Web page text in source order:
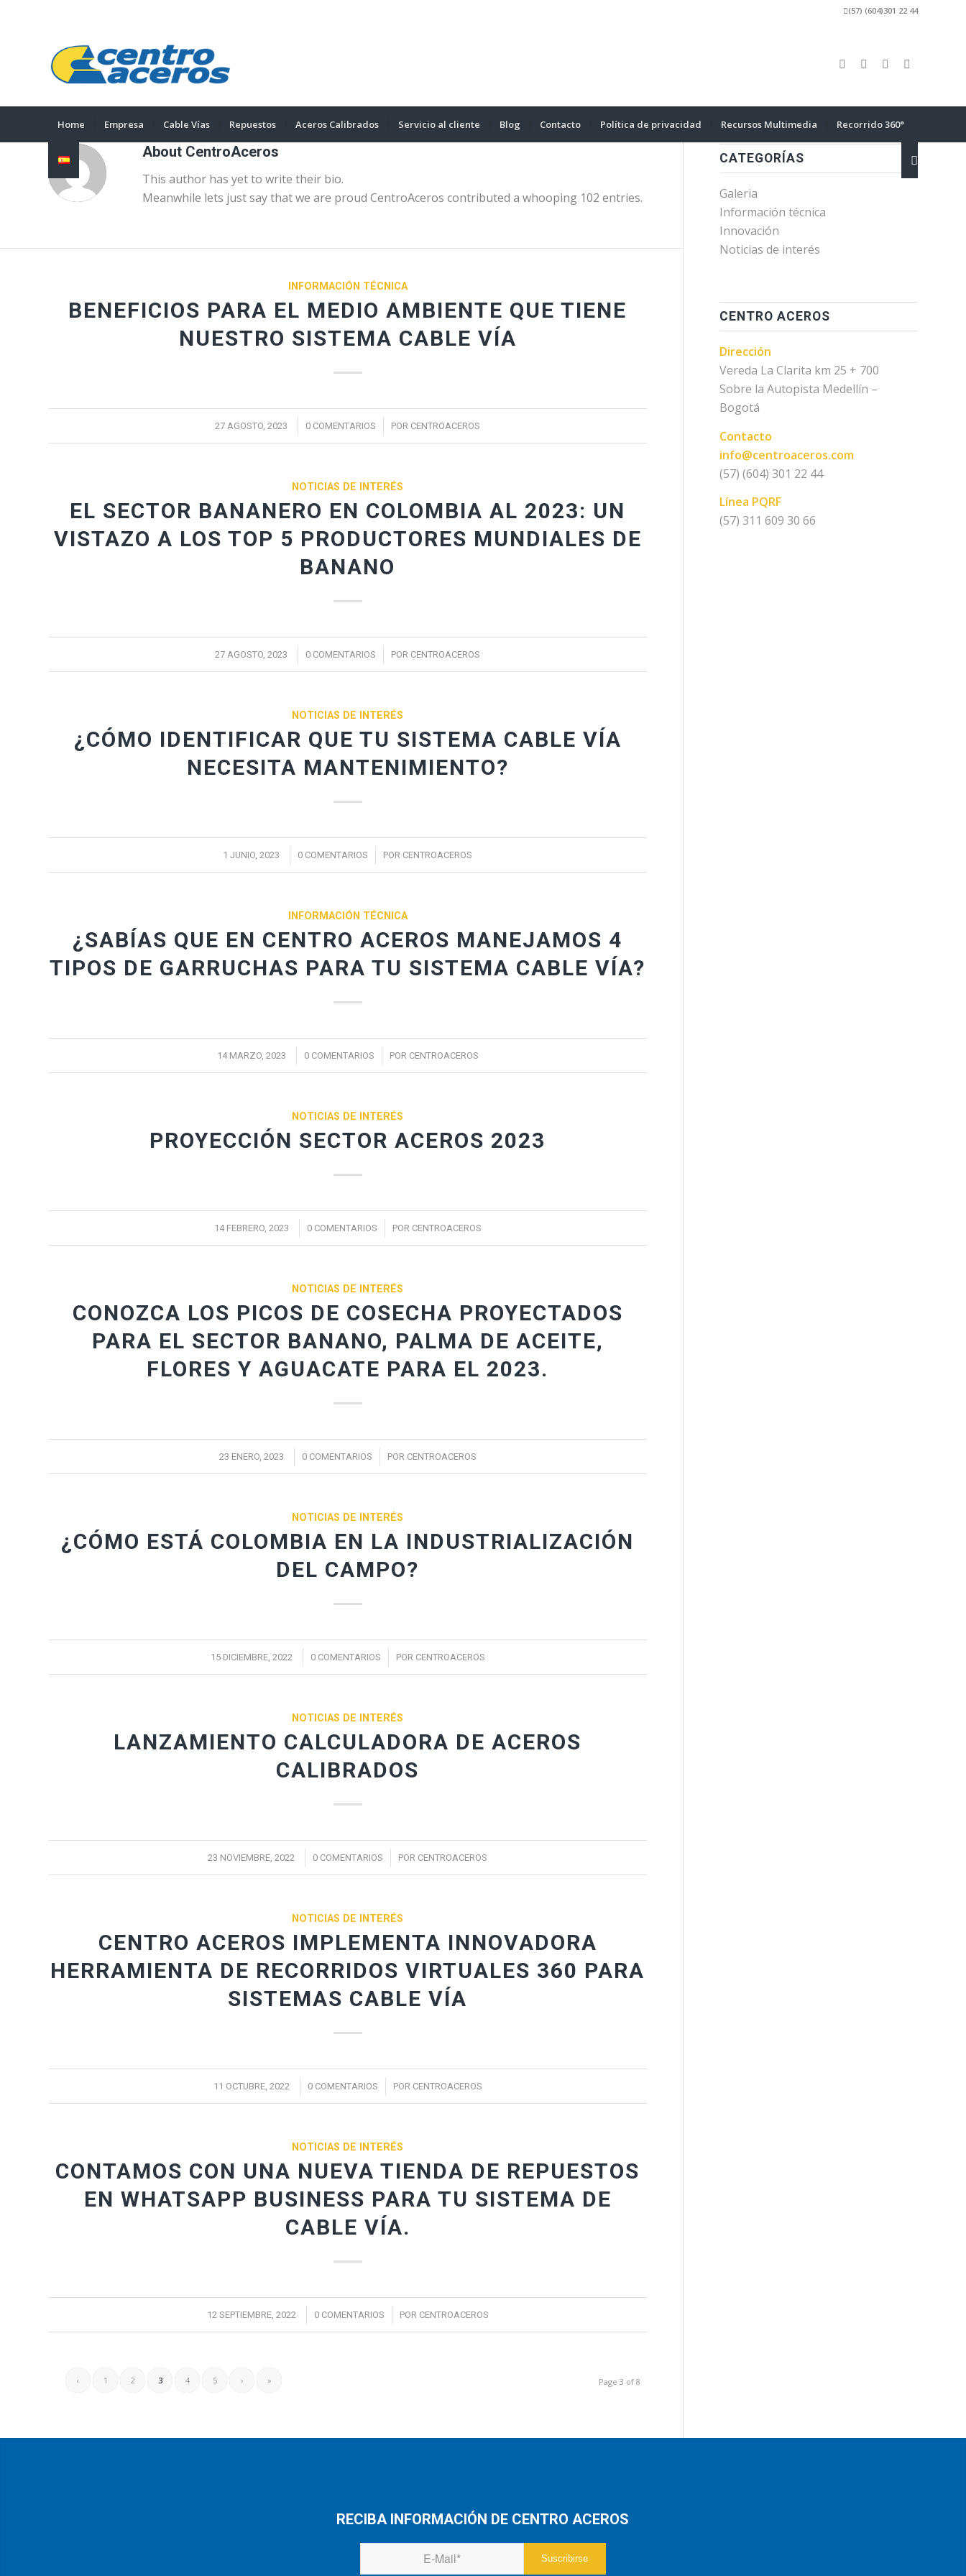
(57) (604)301 22 44
Home Empresa Cable Vías Repuestos Aceros Calibrados Servicio al cliente Blog Contacto Política de privacidad Recursos Multimedia Recorrido 360°
About CentroAceros
This author has yet to write their bio.
Meanwhile lets just say that we are proud CentroAceros contributed a whooping 102 entries.
INFORMACIÓN TÉCNICA
BENEFICIOS PARA EL MEDIO AMBIENTE QUE TIENE
NUESTRO SISTEMA CABLE VÍA
27 AGOSTO, 2023
/ 0 COMENTARIOS
/ POR CENTROACEROS
NOTICIAS DE INTERÉS
EL SECTOR BANANERO EN COLOMBIA AL 2023: UN
VISTAZO A LOS TOP 5 PRODUCTORES MUNDIALES DE
BANANO
27 AGOSTO, 2023
/ 0 COMENTARIOS
/ POR CENTROACEROS
NOTICIAS DE INTERÉS
¿CÓMO IDENTIFICAR QUE TU SISTEMA CABLE VÍA
NECESITA MANTENIMIENTO?
1 JUNIO, 2023
/ 0 COMENTARIOS
/ POR CENTROACEROS
INFORMACIÓN TÉCNICA
¿SABÍAS QUE EN CENTRO ACEROS MANEJAMOS 4
TIPOS DE GARRUCHAS PARA TU SISTEMA CABLE VÍA?
14 MARZO, 2023
/ 0 COMENTARIOS
/ POR CENTROACEROS
NOTICIAS DE INTERÉS
PROYECCIÓN SECTOR ACEROS 2023
14 FEBRERO, 2023
/ 0 COMENTARIOS
/ POR CENTROACEROS
NOTICIAS DE INTERÉS
CONOZCA LOS PICOS DE COSECHA PROYECTADOS
PARA EL SECTOR BANANO, PALMA DE ACEITE,
FLORES Y AGUACATE PARA EL 2023.
23 ENERO, 2023
/ 0 COMENTARIOS
/ POR CENTROACEROS
NOTICIAS DE INTERÉS
¿CÓMO ESTÁ COLOMBIA EN LA INDUSTRIALIZACIÓN
DEL CAMPO?
15 DICIEMBRE, 2022
/ 0 COMENTARIOS
/ POR CENTROACEROS
NOTICIAS DE INTERÉS
LANZAMIENTO CALCULADORA DE ACEROS
CALIBRADOS
23 NOVIEMBRE, 2022
/ 0 COMENTARIOS
/ POR CENTROACEROS
NOTICIAS DE INTERÉS
CENTRO ACEROS IMPLEMENTA INNOVADORA
HERRAMIENTA DE RECORRIDOS VIRTUALES 360 PARA
SISTEMAS CABLE VÍA
11 OCTUBRE, 2022
/ 0 COMENTARIOS
/ POR CENTROACEROS
NOTICIAS DE INTERÉS
CONTAMOS CON UNA NUEVA TIENDA DE REPUESTOS
EN WHATSAPP BUSINESS PARA TU SISTEMA DE
CABLE VÍA.
12 SEPTIEMBRE, 2022
/ 0 COMENTARIOS
/ POR CENTROACEROS
Page 3 of 8
‹ 1 2 3 4 5 › »
CATEGORÍAS
Galeria
Información técnica
Innovación
Noticias de interés
CENTRO ACEROS
Dirección
Vereda La Clarita km 25 + 700
Sobre la Autopista Medellín –
Bogotá
Contacto
info@centroaceros.com
(57) (604) 301 22 44
Línea PQRF
(57) 311 609 30 66
RECIBA INFORMACIÓN DE CENTRO ACEROS